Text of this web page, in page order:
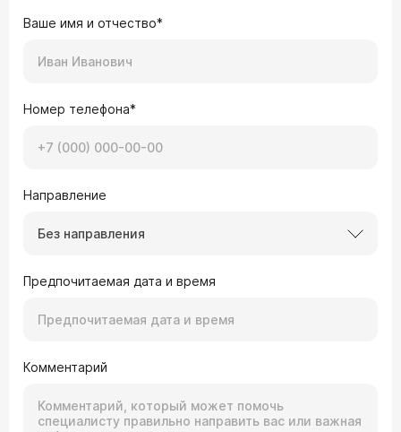
Ваше имя и отчество*
Номер телефона*
Направление
Без направления
Предпочитаемая дата и время
Комментарий